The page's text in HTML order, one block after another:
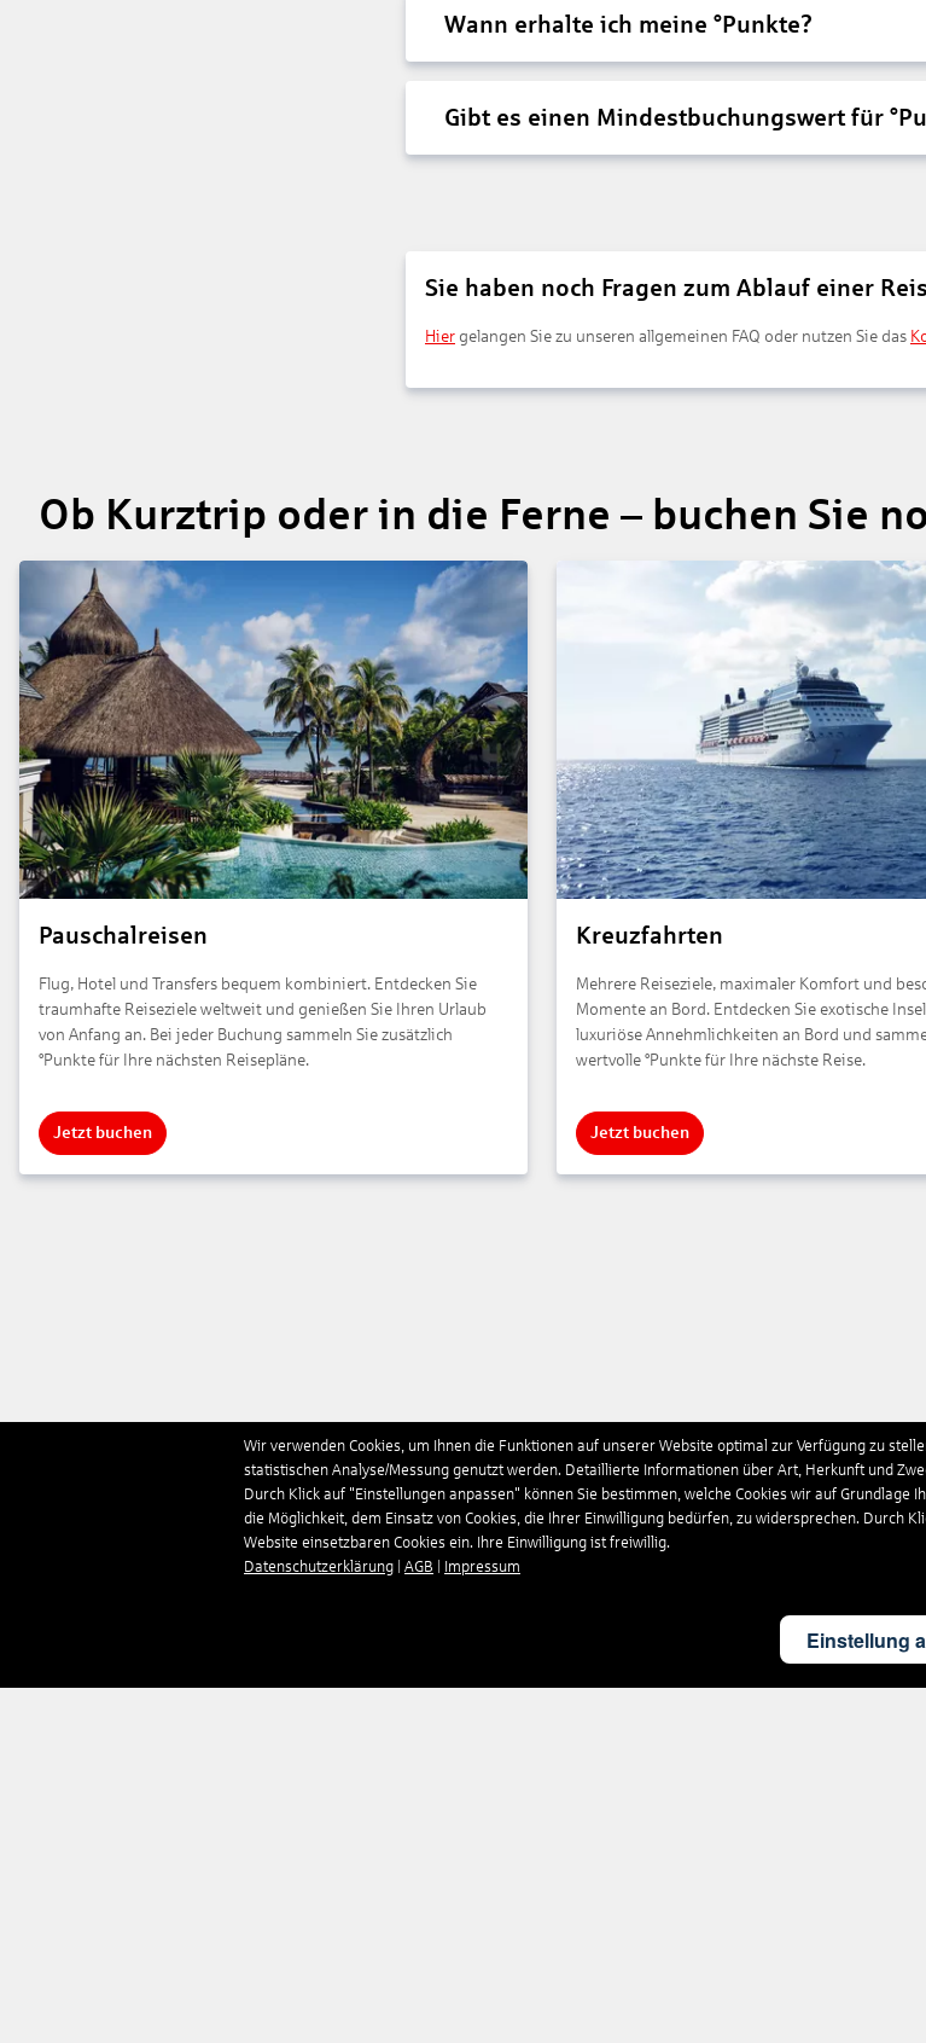
Wann erhalte ich meine °Punkte?
Gibt es einen Mindestbuchungswert für
Sie haben noch Fragen zum Ablauf einer
Hier gelangen Sie zu unseren allgemeinen FAQ oder nutzen Sie das
Ob Kurztrip oder in die Ferne – buchen Sie
Pauschalreisen
Flug, Hotel und Transfers bequem kombiniert. Entdecken Sie
traumhafte Reiseziele weltweit und genießen Sie Ihren Urlaub
von Anfang an. Bei jeder Buchung sammeln Sie zusätzlich
°Punkte für Ihre nächsten Reisepläne.
Jetzt buchen
Kreuzfahrten
Mehrere Reiseziele, maximaler Komfort und
Momente an Bord. Entdecken Sie exotische
luxuriöse Annehmlichkeiten an Bord und
wertvolle °Punkte für Ihre nächste Reise.
Jetzt buchen
Wir verwenden Cookies, um Ihnen die Funktionen auf unserer Website optimal zur Verfügung zu
statistischen Analyse/Messung genutzt werden. Detaillierte Informationen über Art, Herkunft und
Durch Klick auf "Einstellungen anpassen" können Sie bestimmen, welche Cookies wir auf
die Möglichkeit, dem Einsatz von Cookies, die Ihrer Einwilligung bedürfen, zu widersprechen. Durch
Website einsetzbaren Cookies ein. Ihre Einwilligung ist freiwillig.
Datenschutzerklärung
AGB Impressum
Einstellung